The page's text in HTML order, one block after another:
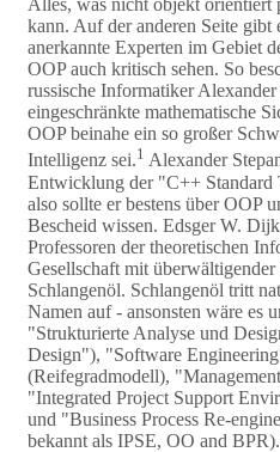
Alles, was nicht objekt orientiert
kann. Auf der anderen Seite gibt
anerkannte Experten im Gebiet
OOP auch kritisch sehen. So
russische Informatiker
eingeschränkte mathematische
OOP beinahe ein so großer
Intelligenz sei.1 Alexander
Entwicklung der "C++
also sollte er bestens über OOP
Bescheid wissen. Edsger W.
Professoren der theoretischen
Gesellschaft mit
Schlangenöl. Schlangenöl tritt
Namen auf - ansonsten wäre es
"Strukturierte Analyse und
Design"), "Software
(Reifegradmodell),
"Integrated Project Support
und "Business Process Re-
bekannt als IPSE, OO and